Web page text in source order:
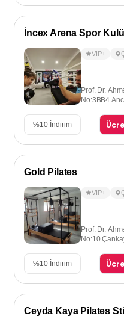
İncex Arena Spor
VIP+
Prof. Dr.
No:3BB4
%10 İndirim
Gold Pilates
VIP+
Prof. Dr.
No:10
%10 İndirim
Ceyda Kaya Pilates